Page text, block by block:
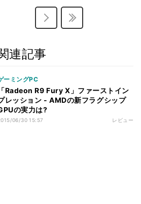
連記事
ーミングPC
「Radeon R9 Fury X」ファーストイン
レッション - AMDの新フラグシップ
の実力は?
06/30 15:57 レビュー